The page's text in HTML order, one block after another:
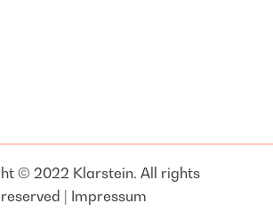
© 2022 Klarstein. All rights
reserved | Impressum